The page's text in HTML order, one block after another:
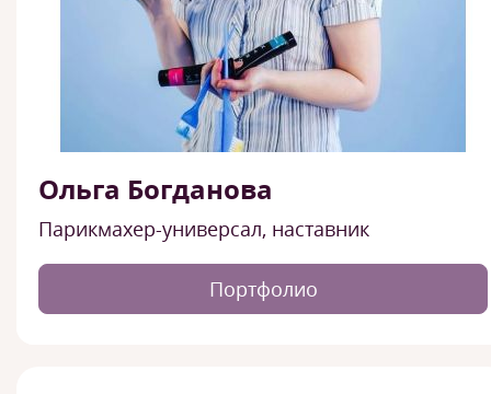
Ольга Богданова
Парикмахер-универсал, наставник
Портфолио